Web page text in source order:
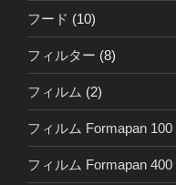
フード (10)
フィルター (8)
フィルム (2)
フィルム Formapan 100
フィルム Formapan 400